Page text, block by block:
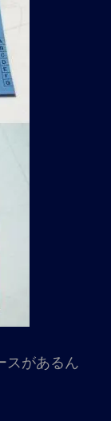
スがあるん